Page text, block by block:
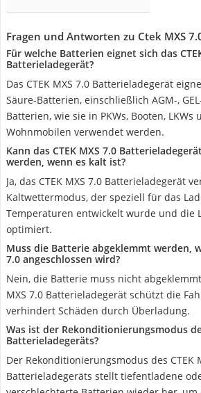
Fragen und Antworten zu Ctek MXS
Für welche Batterien eignet sich das
Batterieladegerät?
Das CTEK MXS 7.0 Batterieladegerät
Säure-Batterien, einschließlich AGM-,
Batterien, wie sie in PKWs, Booten, LKWs
Wohnmobilen verwendet werden.
Kann das CTEK MXS 7.0
werden, wenn es kalt ist?
Ja, das CTEK MXS 7.0 Batterieladegerät
Kaltwettermodus, der speziell für das
Temperaturen entwickelt wurde und die
optimiert.
Muss die Batterie abgeklemmt werden,
7.0 angeschlossen wird?
Nein, die Batterie muss nicht
MXS 7.0 Batterieladegerät schützt die
verhindert Schäden durch Überladung.
Was ist der Rekonditionierungsmodus
Batterieladegeräts?
Der Rekonditionierungsmodus des CTEK
Batterieladegeräts stellt tiefentladene